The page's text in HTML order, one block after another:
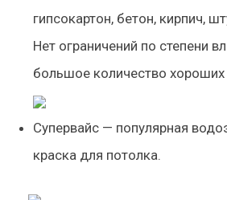
гипсокартон, бетон, кирпич,
Нет ограничений по степени
большое количество
Супервайс — популярная
краска для потолка.